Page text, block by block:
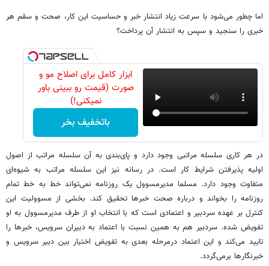
اما چطور می‌شود با سرعت زیاد انتشار خبر و حساسیت این کار، صحت و سقم هر
خبری را سنجید و سپس به انتشار آن پرداخت؟
ابزار کامل برای اصلاح مو و
صورت (قیمت رو ببینی باور
نمیکنی!)
باتخفیف بخر
در هر کاری سلسله مراتبی وجود دارد و پای‌بندی به آن سلسله مراتب از اصول
اولیه پذیرفتن شرایط کار است. در رسانه نیز این سلسله مراتب به شیوه‌ای
متفاوت وجود دارد. مسلما مدیرمسوول یک روزنامه نمی‌تواند خط به خط تمام
روزنامه را بخواند و درباره صحت خبرها تحقیق کند. بخشی از مسوولیت این
کنترل بر عهده سردبیر و اعتمادی است که با انتخاب او از طرف مدیرمسوول به او
تفویض شده. سردبیر هم به همین نسبت با اعتماد به دبیران سرویس، خبرها را
تایید می‌کند و این اعتماد درمرحله بعدی به تفویض اختیار بین دبیر سرویس و
خبرنگارها برمی‌گردد.